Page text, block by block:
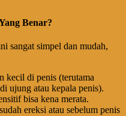
Benar?
sangat simpel dan mudah,
kecil di penis (terutama
ujung atau kepala penis).
bisa kena merata.
ereksi atau sebelum penis